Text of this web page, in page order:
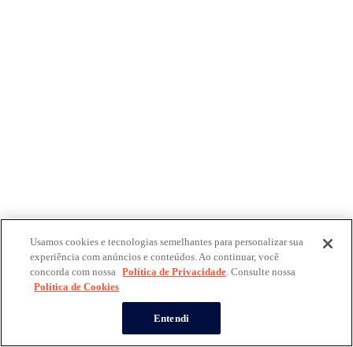
Usamos cookies e tecnologias semelhantes para personalizar sua
experiência com anúncios e conteúdos. Ao continuar, você
concorda com nossa Política de Privacidade. Consulte nossa
Política de Cookies
Entendi